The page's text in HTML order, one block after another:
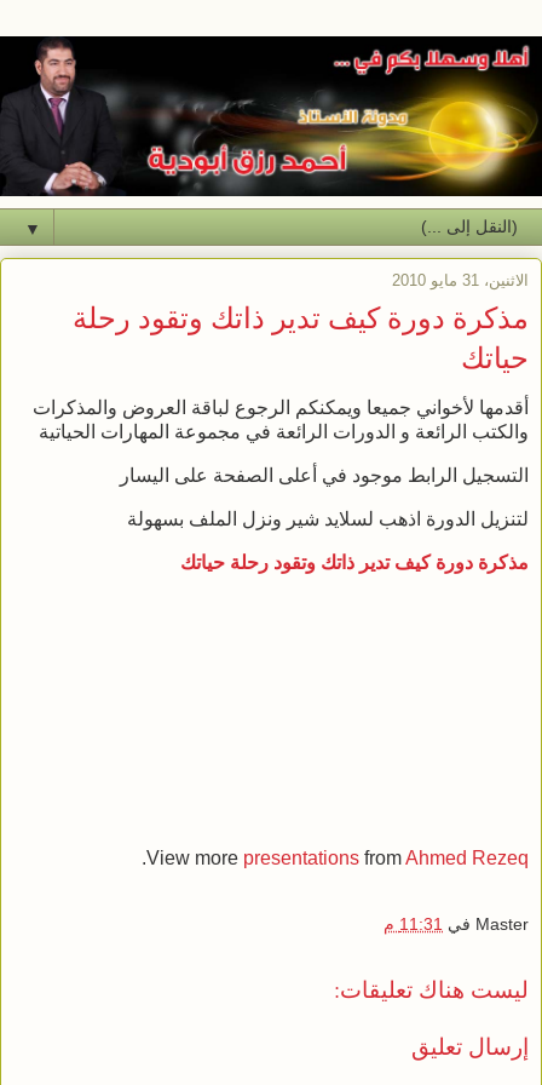
▼
الاثنين، 31 مايو 2010
مذكرة دورة كيف تدير ذاتك وتقود رحلة
حياتك
أقدمها لأخواني جميعا ويمكنكم الرجوع لباقة العروض والمذكرات
والكتب الرائعة و الدورات الرائعة في مجموعة المهارات الحياتية
التسجيل الرابط موجود في أعلى الصفحة على اليسار
لتنزيل الدورة اذهب لسلايد شير ونزل الملف بسهولة
مذكرة دورة كيف تدير ذاتك وتقود رحلة حياتك
View more presentations fromAhmed Rezeq
.
Master في 11:31 م
ليست هناك تعليقات:
إرسال تعليق